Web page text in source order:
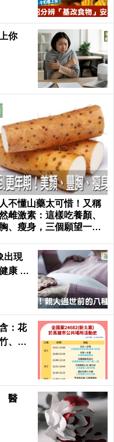
上你
不懂山藥太可惜！又稱
雌激素：這樣吃養顏、
、瘦身，三個願望一次
出現
康 He
：花
、台
醫